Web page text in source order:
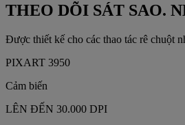
THEO DÕI SÁT SAO.
Được thiết kế cho các thao tác rê chuột
PIXART 3950
Cảm biến
LÊN ĐẾN 30.000 DPI